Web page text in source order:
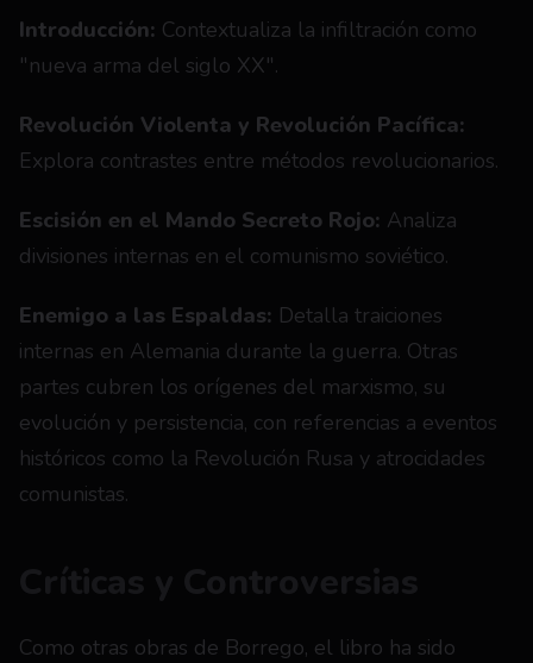
Introducción: Contextualiza la infiltración como
"nueva arma del siglo XX".
Revolución Violenta y Revolución Pacífica:
Explora contrastes entre métodos revolucionarios.
Escisión en el Mando Secreto Rojo: Analiza
divisiones internas en el comunismo soviético.
Enemigo a las Espaldas: Detalla traiciones
internas en Alemania durante la guerra. Otras
partes cubren los orígenes del marxismo, su
evolución y persistencia, con referencias a eventos
históricos como la Revolución Rusa y atrocidades
comunistas.
Como otras obras de Borrego, el libro ha sido